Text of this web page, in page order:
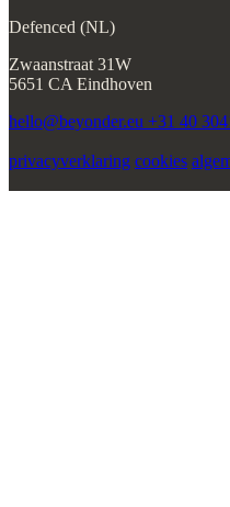
Defenced (NL)
Zwaanstraat 31W
5651 CA Eindhoven
hello@beyonder.eu +31 40
privacyverklaring cookies